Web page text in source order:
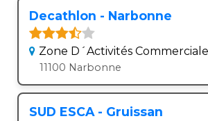
Decathlon - Narbonne
Zone D´Activités
11100 Narbonne
SUD ESCA - Gruissan